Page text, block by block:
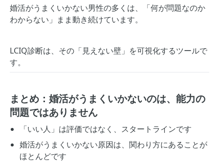
婚活がうまくいかない男性の多くは、「何が問題なのか
わからない」まま動き続けています。
LCIQ診断は、その「見えない壁」を可視化するツールで
す。
まとめ：婚活がうまくいかないのは、能力の
問題ではありません
「いい人」は評価ではなく、スタートラインです
婚活がうまくいかない原因は、関わり方にあることが
ほとんどです